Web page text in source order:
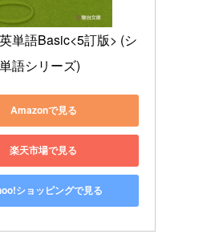
単語Basic<5訂版> (シ
語シリーズ)
Amazonで見る
楽天市場で見る
ショッピングで見る